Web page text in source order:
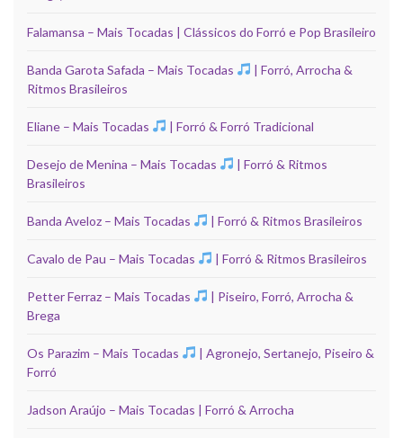
Falamansa – Mais Tocadas | Clássicos do Forró e Pop Brasileiro
Banda Garota Safada – Mais Tocadas
| Forró, Arrocha &
Ritmos Brasileiros
Eliane – Mais Tocadas | Forró & Forró Tradicional
Desejo de Menina – Mais Tocadas
| Forró & Ritmos
Brasileiros
Banda Aveloz – Mais Tocadas | Forró & Ritmos Brasileiros
Cavalo de Pau – Mais Tocadas | Forró & Ritmos Brasileiros
Petter Ferraz – Mais Tocadas
| Piseiro, Forró, Arrocha &
Brega
Os Parazim – Mais Tocadas
| Agronejo, Sertanejo, Piseiro &
Forró
Jadson Araújo – Mais Tocadas | Forró & Arrocha